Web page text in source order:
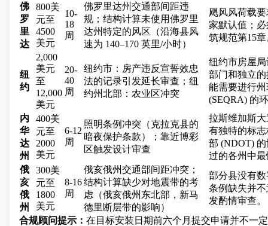
佛
罗
里
达
800美
元至
4500
美元
10-
18
周
佛罗里达州交通部间距违
规；结构计算未使用佛罗里
达州特定的风区（沿海县风
速为 140–170 英里/小时）
飓风风荷载
家默认值；
筑规范第15
纽
约
2,000
美元
至
12,000
美元
20-
40
周
纽约市：房产违反宣誓效忠
法的记录引发延长审查；纽
约州北部：农业区冲突
纽约市房屋
部门和独立
能需要进行
(SEQRA) 的
内
华
达
州
400美
元至
2000
美元
6-12
周
照明条例冲突（克拉克县的
暗夜保护条款）；靠近博彩
区触发设计审查
拉斯维加斯
有独特的标
部 (NDOT)
过的各州中
俄
亥
俄
州
300美
元至
1800
美元
8-16
周
俄亥俄州交通部间距冲突；
结构计算缺少对地震带的考
虑（俄亥俄州东北部，新马
德里断层带的影响）
部分县没有
条例缺失并
发酌情审查。
合规顾问提示： 在目标安装日期前六个月提交申请并不一